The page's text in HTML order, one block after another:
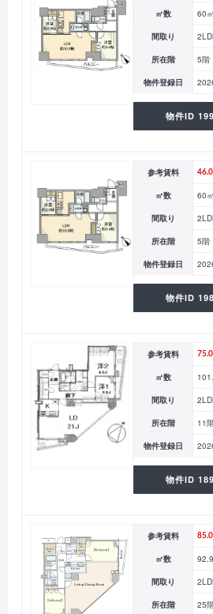
㎡数 60㎡
間取り
所在階 5階
物件登録日
物件ID
参考賃料
㎡数 60㎡
間取り
所在階 5階
物件登録日
物件ID
参考賃料
㎡数
間取り
所在階 11
物件登録日
物件ID
参考賃料
㎡数
間取り
所在階 25